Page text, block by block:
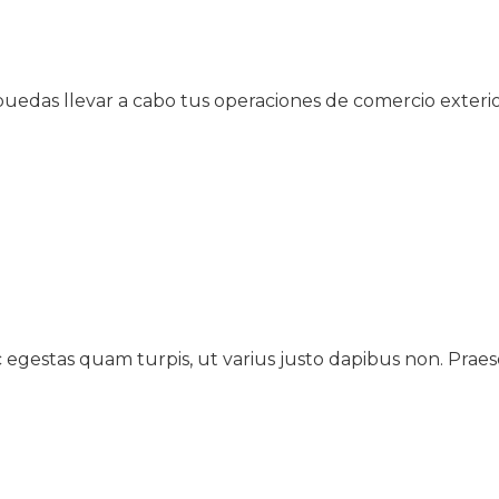
llevar a cabo tus operaciones de comercio
quam turpis, ut varius justo dapibus non.